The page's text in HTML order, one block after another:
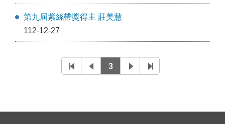
第九屆紫絲帶獎得主 莊美慧
112-12-27
3